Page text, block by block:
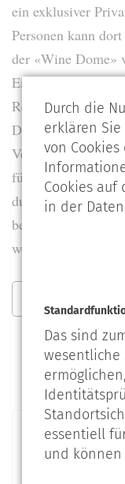
ein exklusiver
Personen kann
der «Wine Dome»
Eichinger, der im
Restaurant der
Dining Rooms ein
Verwendung von
für die Sitzbänke
durch
behält die neue
wesentlichen
Beiträge aus
2026 (2
Durch die
erklären
von
Cookies auf
in der
Das sind
wesentliche
essentiell
und